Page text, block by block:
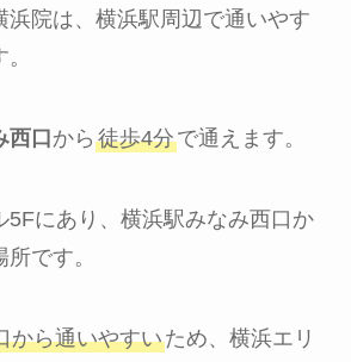
浜院は、横浜駅周辺で通いやす
西口 から 徒歩4分で通えます。
5Fにあり、横浜駅みなみ西口か
です。
から通いやすいため、横浜エリ